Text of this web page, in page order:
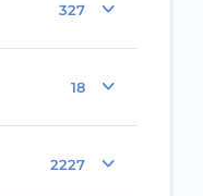
327
18
2227